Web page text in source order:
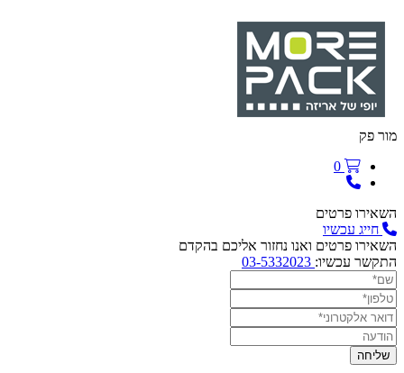
מור פק
0
השאירו פרטים
חייג עכשיו
השאירו פרטים ואנו נחזור אליכם בהקדם
התקשר עכשיו: